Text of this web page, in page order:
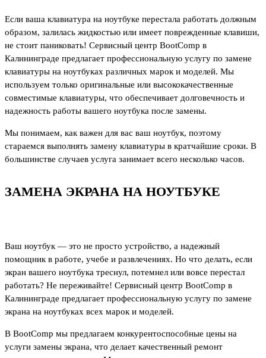
Если ваша клавиатура на ноутбуке перестала работать должным
образом, залилась жидкостью или имеет поврежденные клавиши,
не стоит паниковать! Сервисный центр BootComp в
Калининграде предлагает профессиональную услугу по замене
клавиатуры на ноутбуках различных марок и моделей. Мы
используем только оригинальные или высококачественные
совместимые клавиатуры, что обеспечивает долговечность и
надежность работы вашего ноутбука после замены.
Мы понимаем, как важен для вас ваш ноутбук, поэтому
стараемся выполнять замену клавиатуры в кратчайшие сроки. В
большинстве случаев услуга занимает всего несколько часов.
ЗАМЕНА ЭКРАНА НА НОУТБУКЕ
Ваш ноутбук — это не просто устройство, а надежный
помощник в работе, учебе и развлечениях. Но что делать, если
экран вашего ноутбука треснул, потемнел или вовсе перестал
работать? Не переживайте! Сервисный центр BootComp в
Калининграде предлагает профессиональную услугу по замене
экрана на ноутбуках всех марок и моделей.
В BootComp мы предлагаем конкурентоспособные цены на
услуги замены экрана, что делает качественный ремонт